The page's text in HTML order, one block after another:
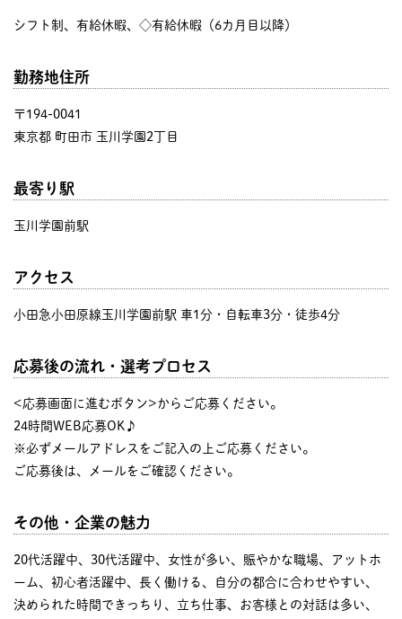
シフト制、有給休暇、◇有給休暇（6カ月目以降）
勤務地住所
〒194-0041
東京都 町田市 玉川学園2丁目
最寄り駅
玉川学園前駅
アクセス
小田急小田原線玉川学園前駅 車1分・自転車3分・徒歩4分
応募後の流れ・選考プロセス
<応募画面に進むボタン>からご応募ください。
24時間WEB応募OK♪
※必ずメールアドレスをご記入の上ご応募ください。
ご応募後は、メールをご確認ください。
その他・企業の魅力
20代活躍中、30代活躍中、女性が多い、賑やかな職場、アットホ
ーム、初心者活躍中、長く働ける、自分の都合に合わせやすい、
決められた時間できっちり、立ち仕事、お客様との対話は多い、